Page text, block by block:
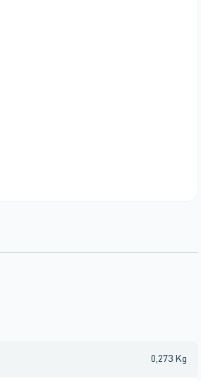
0,273 Kg